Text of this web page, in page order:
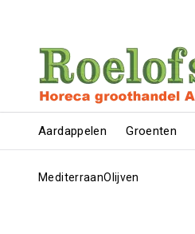
Aardappelen Groenten
MediterraanOlijven